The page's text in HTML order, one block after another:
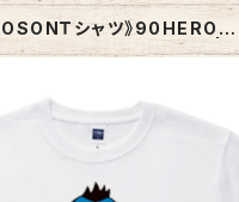
Ｔシャツ》90HEROES
／ 【ジーンズマン】 | G